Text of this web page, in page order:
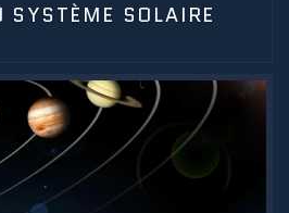
SYSTÈME SOLAIRE